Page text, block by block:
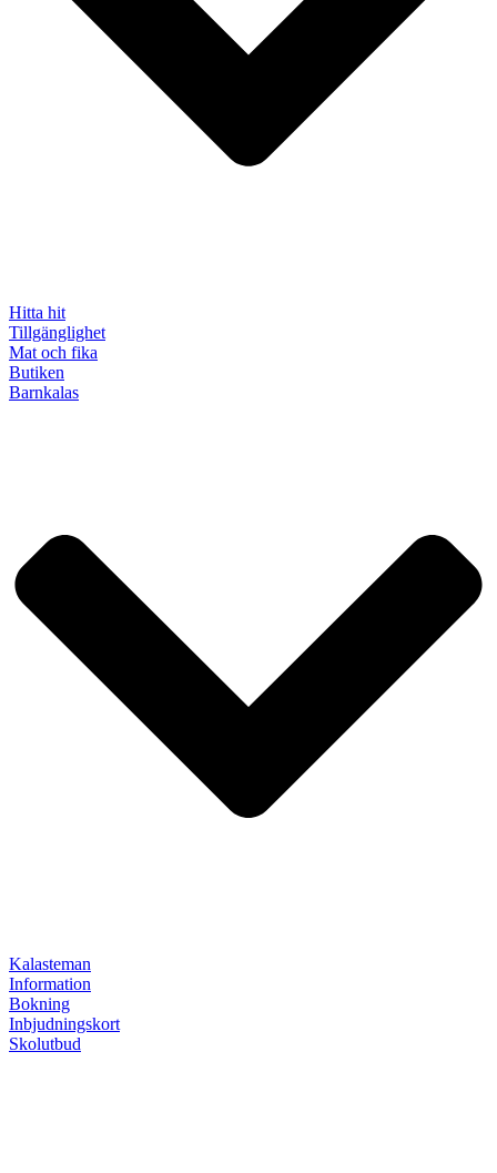
Hitta hit
Tillgänglighet
Mat och fika
Butiken
Barnkalas
Kalasteman
Information
Bokning
Inbjudningskort
Skolutbud